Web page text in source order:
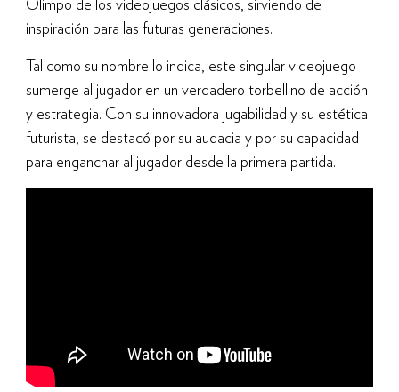
Olimpo de los videojuegos clásicos, sirviendo de
inspiración para las futuras generaciones.
Tal como su nombre lo indica, este singular videojuego
sumerge al jugador en un verdadero torbellino de acción
y estrategia. Con su innovadora jugabilidad y su estética
futurista, se destacó por su audacia y por su capacidad
para enganchar al jugador desde la primera partida.